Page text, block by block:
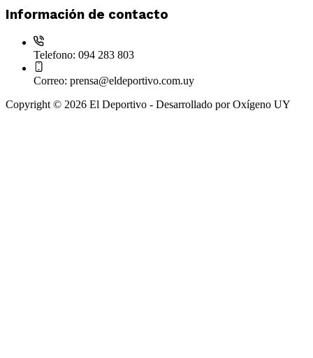
Información de contacto
Telefono: 094 283 803
Correo: prensa@eldeportivo.com.uy
Copyright © 2026 El Deportivo - Desarrollado por Oxígeno UY